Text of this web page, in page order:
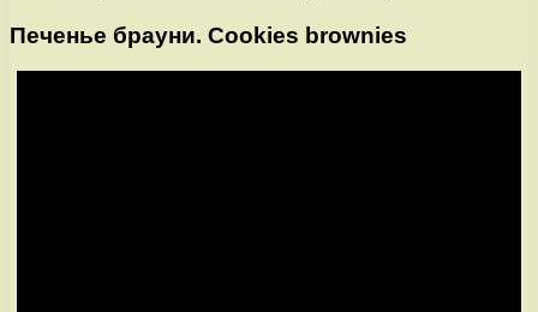
Печенье брауни. Cookies brownies